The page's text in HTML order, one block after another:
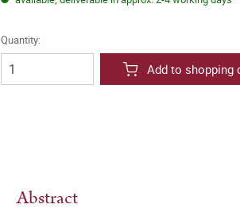
Quantity:
Add to shopping
Abstract